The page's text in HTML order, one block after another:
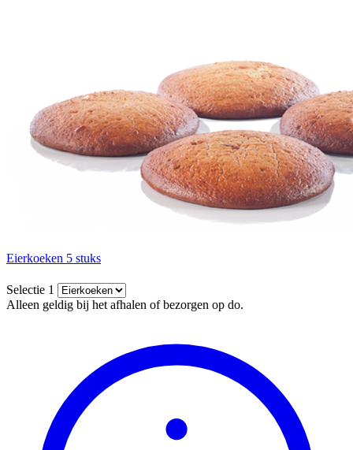
Eierkoeken 5 stuks
Selectie 1
Alleen geldig bij het afhalen of bezorgen op do.